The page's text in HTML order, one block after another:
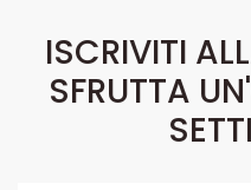
ISCRIVITI
SFRUTTA